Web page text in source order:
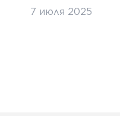
7 июля 2025